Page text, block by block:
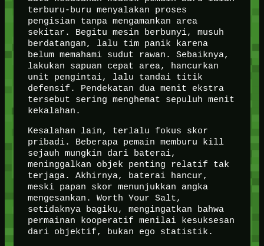
terburu-buru menyalakan proses
pengisian tanpa mengamankan area
sekitar. Begitu mesin berbunyi, musuh
berdatangan, lalu tim panik karena
belum memahami sudut rawan. Sebaiknya,
lakukan sapuan cepat area, hancurkan
unit pengintai, lalu tandai titik
defensif. Pendekatan dua menit ekstra
tersebut sering menghemat sepuluh menit
kekalahan.
Kesalahan lain, terlalu fokus skor
pribadi. Beberapa pemain memburu kill
sejauh mungkin dari baterai,
meninggalkan objek penting relatif tak
terjaga. Akhirnya, baterai hancur,
meski papan skor menunjukkan angka
mengesankan. Worth Your Salt,
setidaknya bagiku, mengingatkan bahwa
permainan kooperatif menilai kesuksesan
dari objektif, bukan ego statistik.